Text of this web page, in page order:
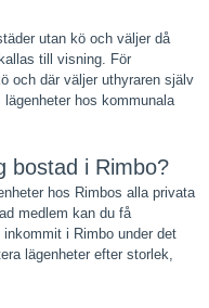
utan kö och väljer då
till visning. För
och där väljer uthyraren själv
hos kommunala
bostad i Rimbo?
hos Rimbos alla privata
medlem kan du få
i Rimbo under det
lägenheter efter storlek,